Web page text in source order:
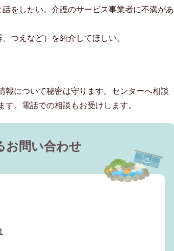
をしたい。介護のサービス事業者に不満があ
つえなど）を紹介してほしい。
報について秘密は守ります。センターへ相談
。電話での相談もお受けします。
お問い合わせ